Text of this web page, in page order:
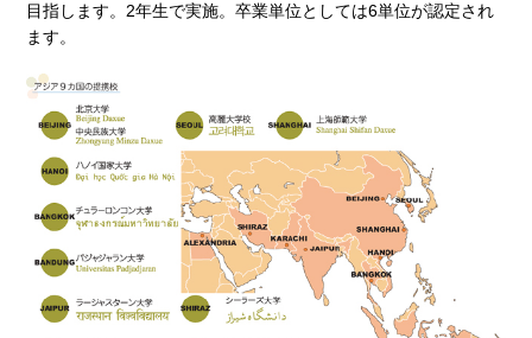
目指します。2年生で実施。卒業単位としては6単位が認定され
ます。